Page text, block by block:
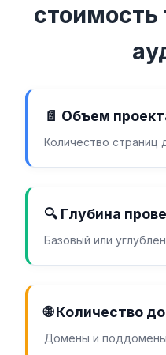
стоимость
📄 Объем
Количество страниц
🔍 Глубина
Базовый или
🌐 Количество
Домены и